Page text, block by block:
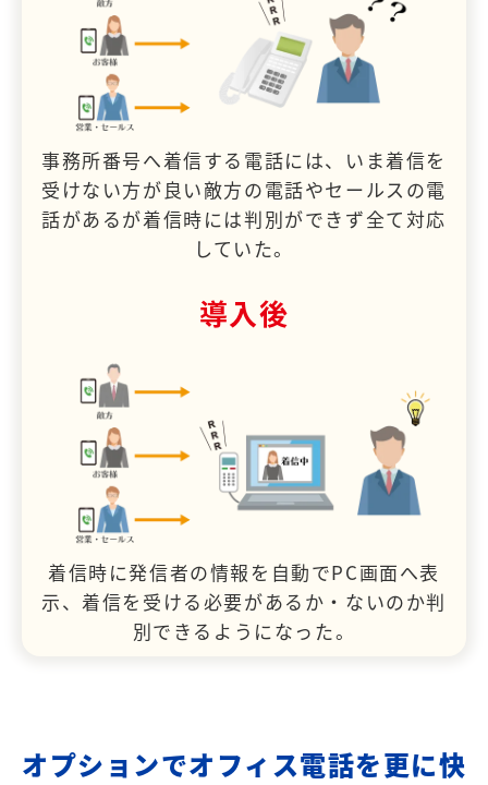
事務所番号へ着信する電話には、いま着信を
受けない方が良い敵方の電話やセールスの電
話があるが着信時には判別ができず全て対応
していた。
導入後
着信時に発信者の情報を自動でPC画面へ表
示、着信を受ける必要があるか・ないのか判
別できるようになった。
オプションでオフィス電話を更に快